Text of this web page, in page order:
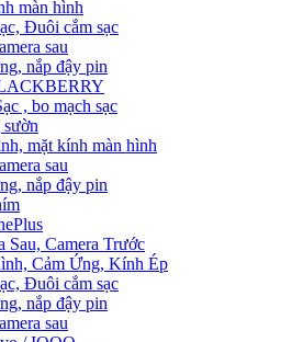
màn hình
Đuôi cắm sạc
sau
nắp đậy pin
, bo mạch sạc
mặt kính màn hình
sau
nắp đậy pin
Sau, Camera Trước
Cảm Ứng, Kính Ép
Đuôi cắm sạc
nắp đậy pin
sau